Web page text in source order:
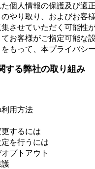
個人情報の保護及び
やり取り、およびお客
させていただく可能性
お客様がご指定可能な
もって、本プライバシ
する弊社の取り組み
利用方法
するには
を行うには
プトアウト
護